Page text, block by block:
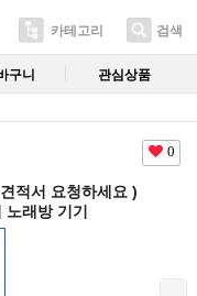
카테고리 검색
구니 관심상품
0
적서 요청하세요 )
래방 기기